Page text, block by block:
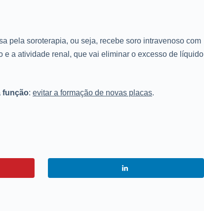
pela soroterapia, ou seja, recebe soro intravenoso com
a atividade renal, que vai eliminar o excesso de líquido
função: evitar a formação de novas placas.